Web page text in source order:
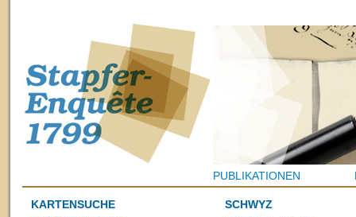
PUBLIKATIONEN
KARTENSUCHE
SCHWYZ